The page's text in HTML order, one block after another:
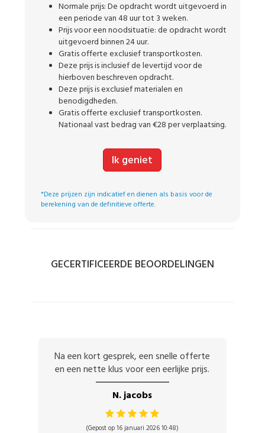
Normale prijs: De opdracht wordt uitgevoerd in
een periode van 48 uur tot 3 weken.
Prijs voor een noodsituatie: de opdracht wordt
uitgevoerd binnen 24 uur.
Gratis offerte exclusief transportkosten.
Deze prijs is inclusief de levertijd voor de
hierboven beschreven opdracht.
Deze prijs is exclusief materialen en
benodigdheden.
Gratis offerte exclusief transportkosten.
Nationaal vast bedrag van €28 per verplaatsing.
Ik geniet
*Deze prijzen zijn indicatief en dienen als basis voor de
berekening van de definitieve offerte.
GECERTIFICEERDE BEOORDELINGEN
Na een kort gesprek, een snelle offerte
en een nette klus voor een eerlijke prijs.
N. jacobs
(Gepost op 16 januari 2026 10:48)